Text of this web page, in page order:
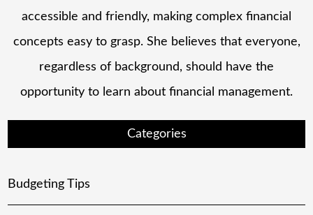
accessible and friendly, making complex financial
concepts easy to grasp. She believes that everyone,
regardless of background, should have the
opportunity to learn about financial management.
Categories
Budgeting Tips